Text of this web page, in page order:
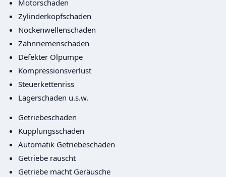
Motorschaden
Zylinderkopfschaden
Nockenwellenschaden
Zahnriemenschaden
Defekter Ölpumpe
Kompressionsverlust
Steuerkettenriss
Lagerschaden u.s.w.
Getriebeschaden
Kupplungsschaden
Automatik Getriebeschaden
Getriebe rauscht
Getriebe macht Geräusche